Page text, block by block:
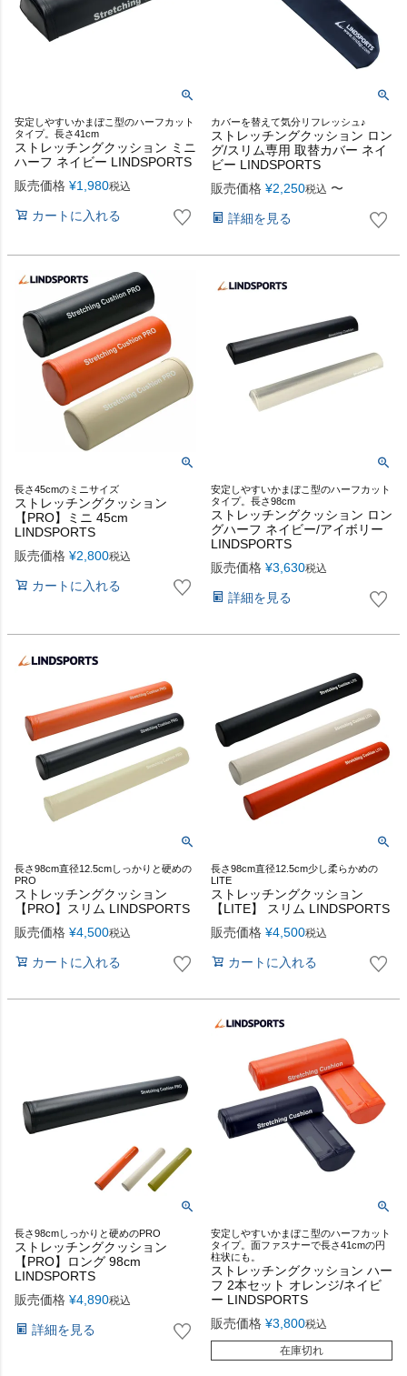
安定しやすいかまぼこ型のハーフカット
タイプ。長さ41cm
ストレッチングクッション ミニ
ハーフ ネイビー LINDSPORTS
販売価格 ¥1,980税込
カートに入れる
カバーを替えて気分リフレッシュ♪
ストレッチングクッション ロン
グ/スリム専用 取替カバー ネイ
ビー LINDSPORTS
販売価格 ¥2,250税込 〜
詳細を見る
長さ45cmのミニサイズ
ストレッチングクッション
【PRO】ミニ 45cm
LINDSPORTS
販売価格 ¥2,800税込
カートに入れる
安定しやすいかまぼこ型のハーフカット
タイプ。長さ98cm
ストレッチングクッション ロン
グハーフ ネイビー/アイボリー
LINDSPORTS
販売価格 ¥3,630税込
詳細を見る
長さ98cm直径12.5cmしっかりと硬めの
PRO
ストレッチングクッション
【PRO】スリム LINDSPORTS
販売価格 ¥4,500税込
カートに入れる
長さ98cm直径12.5cm少し柔らかめの
LITE
ストレッチングクッション
【LITE】 スリム LINDSPORTS
販売価格 ¥4,500税込
カートに入れる
長さ98cmしっかりと硬めのPRO
ストレッチングクッション
【PRO】ロング 98cm
LINDSPORTS
販売価格 ¥4,890税込
詳細を見る
安定しやすいかまぼこ型のハーフカット
タイプ。面ファスナーで長さ41cmの円
柱状にも。
ストレッチングクッション ハー
フ 2本セット オレンジ/ネイビ
ー LINDSPORTS
販売価格 ¥3,800税込
在庫切れ